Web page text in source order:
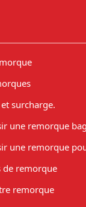
surcharge.
une remorque
une remorque
de remorque
remorque